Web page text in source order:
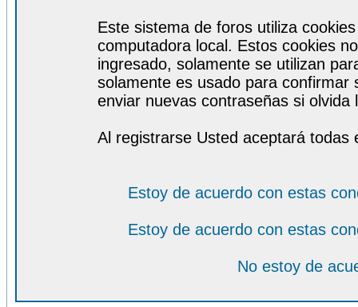
Este sistema de foros utiliza
computadora local. Estos cookies
ingresado, solamente se utilizan
solamente es usado para
enviar nuevas contraseñas si olvida
Al registrarse Usted aceptará todas
Estoy de acuerdo con estas
Estoy de acuerdo con estas
No estoy de